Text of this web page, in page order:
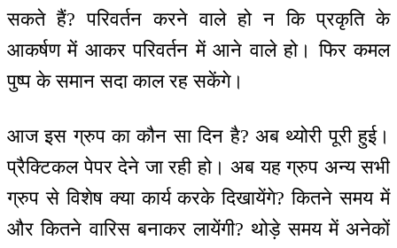
सकते हैं? परिवर्तन करने वाले हो न कि प्रकृति के
आकर्षण में आकर परिवर्तन में आने वाले हो। फिर कमल
पुष्प के समान सदा काल रह सकेंगे।
आज इस ग्रुप का कौन सा दिन है? अब थ्योरी पूरी हुई।
प्रैक्टिकल पेपर देने जा रही हो। अब यह ग्रुप अन्य सभी
ग्रुप से विशेष क्या कार्य करके दिखायेंगे? कितने समय में
और कितने वारिस बनाकर लायेंगी? थोड़े समय में अनेकों